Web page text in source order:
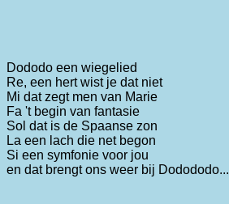
Dododo een wiegelied
Re, een hert wist je dat niet
Mi dat zegt men van Marie
Fa 't begin van fantasie
Sol dat is de Spaanse zon
La een lach die net begon
Si een symfonie voor jou
en dat brengt ons weer bij Dodododo...